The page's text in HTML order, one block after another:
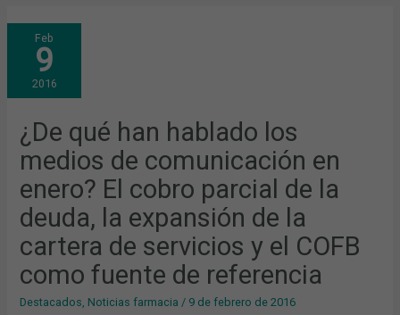
Feb
9
2016
¿De qué han hablado los
medios de comunicación en
enero? El cobro parcial de la
deuda, la expansión de la
cartera de servicios y el COFB
como fuente de referencia
Destacados Noticias farmacia / 9 de febrero de 2016
¿DE
QUÉ
HAN
HABLADO
LOS
MEDIOS
DE
EN
ENERO?
EL
COBRO
PARCIAL
LA
DEUDA,
LA
EXPANSIÓN
LA
CARTERA
DE
SERVICIOS
Y
EL